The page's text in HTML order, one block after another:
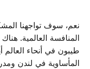
نعم، سوف تواجهنا
المنافسة العالمية.
طيبون في أنحاء
المأساوية في لندن